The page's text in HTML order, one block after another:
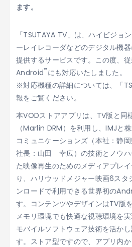
ます。
「TSUTAYA TV」は、ハイビジョ
ーレイレコーダなどのデジタル機
提供するサービスです。この度、従
Android™ にも対応いたしました。
※対応機種の詳細については、「
報をご覧ください。
本VODストアアプリは、TV版と同
（Marlin DRM）を利用し、IMJと
コミュニケーションズ（本社：静
社長：山田 幸広）の技術とノウハ
た映像再生のためのメディアプレ
り、ハリウッドメジャー映画6スタ
ンロードで利用できる世界初の
す。コンテンツやデザインはTV版
メモリ環境でも快適な視聴環境を
モバイルソフトウェア技術を活か
す。ストア型ですので、アプリ内